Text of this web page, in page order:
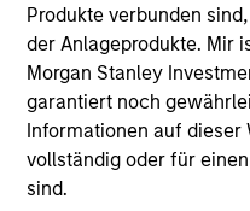
Produkte verbunden
der Anlageprodukte. Mir
Morgan Stanley
garantiert noch
Informationen auf dieser
vollständig oder für
sind.
Discovery
Invests primarily in
emerging mid cap
States.